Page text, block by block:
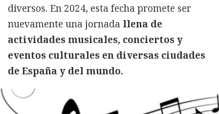
diversos. En 2024, esta fecha promete ser
nuevamente una jornada llena de
actividades musicales, conciertos y
eventos culturales en diversas ciudades
de España y del mundo.